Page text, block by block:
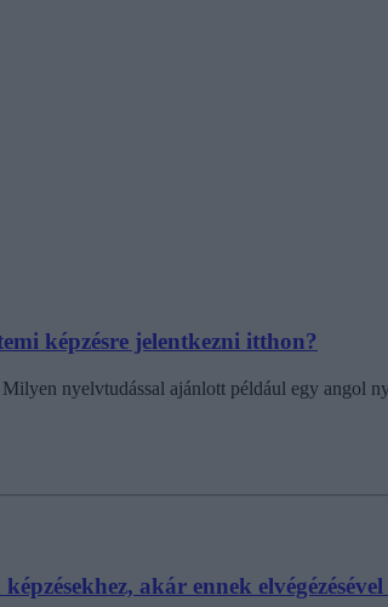
képzésre jelentkezni itthon?
nyelvtudással ajánlott például egy angol
akár ennek